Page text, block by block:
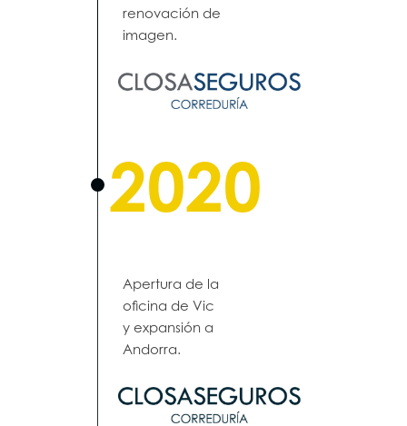
renovación de
imagen.
2020
Apertura de la
oficina de Vic
y expansión a
Andorra.